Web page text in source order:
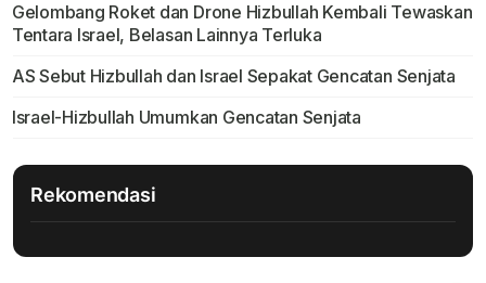
Gelombang Roket dan Drone Hizbullah Kembali Tewaskan
Tentara Israel, Belasan Lainnya Terluka
AS Sebut Hizbullah dan Israel Sepakat Gencatan Senjata
Israel-Hizbullah Umumkan Gencatan Senjata
Rekomendasi